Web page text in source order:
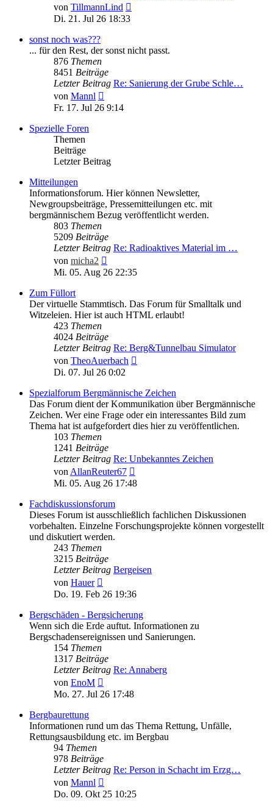
von TillmannLind
Di. 21. Jul 26 18:33
sonst noch was???
... für den Rest, der sonst nicht passt.
876 Themen
8451 Beiträge
Letzter Beitrag Re: Sanierung der Grube Schle…
von Mannl
Beitrag
Fr. 17. Jul 26 9:14
Spezielle Foren
Themen
Beiträge
Letzter Beitrag
Mitteilungen
Informationsforum. Hier können Newsletter,
Newgroupsbeiträge, Pressemitteilungen etc. mit
bergmännischem Bezug veröffentlicht werden.
803 Themen
5209 Beiträge
Letzter Beitrag Re: Radioaktives Material im …
von micha2
Beitrag
Mi. 05. Aug 26 22:35
Zum Füllort
Der virtuelle Stammtisch. Das Forum für Smalltalk und
Witzeleien. Hier ist auch HTML erlaubt!
423 Themen
4024 Beiträge
Letzter Beitrag Re: Berg&Tunnelbau Simulator
von TheoAuerbach
Di. 07. Jul 26 0:02
Spezialforum Bergmännische Zeichen
Das Forum dient der Kommunikation über Bergmännische
Zeichen. Wer eine Frage oder ein interessantes Bild zum
Thema hat ist aufgefordert dies hier zu veröffentlichen.
103 Themen
1241 Beiträge
Letzter Beitrag Re: Unbekanntes Zeichen
von AllanReuter67
Beitrag
Mi. 05. Aug 26 17:48
Fachdiskussionsforum
Dieses Forum ist ausschließlich fachlichen Diskussionen
vorbehalten. Einzelne Forschungsprojekte können vorgestellt
und diskutiert werden.
243 Themen
3215 Beiträge
Letzter Beitrag Bergeisen
von Hauer
Beitrag
Do. 19. Feb 26 19:36
Bergschäden - Bergsicherung
Wenn sich die Erde auftut. Informationen zu
Bergschadensereignissen und Sanierungen.
154 Themen
1317 Beiträge
Letzter Beitrag Re: Annaberg
von EnoM
Beitrag
Mo. 27. Jul 26 17:48
Bergbaurettung
Informationen rund um das Thema Rettung, Unfälle,
Rettungsausbildung etc. im Bergbau
94 Themen
978 Beiträge
Letzter Beitrag Re: Person in Schacht im Erzg…
von Mannl
Beitrag
Do. 09. Okt 25 10:25